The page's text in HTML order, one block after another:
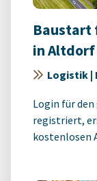
Baustart
in Altdorf
Logistik |
Login für
registriert,
kostenlosen